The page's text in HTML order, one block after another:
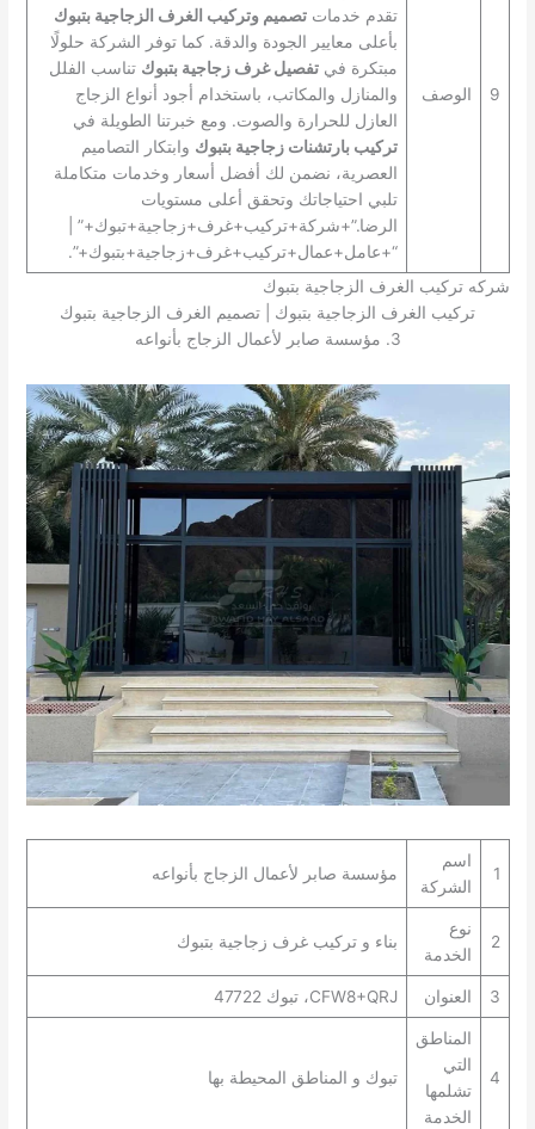
9 الوصف
تقدم خدمات تصميم وتركيب الغرف الزجاجية بتبوك
بأعلى معايير الجودة والدقة. كما توفر الشركة حلولًا
مبتكرة في تفصيل غرف زجاجية بتبوك تناسب الفلل
والمنازل والمكاتب، باستخدام أجود أنواع الزجاج
العازل للحرارة والصوت. ومع خبرتنا الطويلة في
تركيب بارتشنات زجاجية بتبوك وابتكار التصاميم
العصرية، نضمن لك أفضل أسعار وخدمات متكاملة
تلبي احتياجاتك وتحقق أعلى مستويات
الرضا.”+شركة+تركيب+غرف+زجاجية+تبوك+” |
“+عامل+عمال+تركيب+غرف+زجاجية+بتبوك+”.
شركه تركيب الغرف الزجاجية بتبوك
تركيب الغرف الزجاجية بتبوك | تصميم الغرف الزجاجية بتبوك
3. مؤسسة صابر لأعمال الزجاج بأنواعه
1
اسم
الشركة
مؤسسة صابر لأعمال الزجاج بأنواعه
2
نوع
الخدمة
بناء و تركيب غرف زجاجية بتبوك
3 العنوان CFW8+QRJ، تبوك 47722
4
المناطق
التي
تشلمها
الخدمة
تبوك و المناطق المحيطة بها